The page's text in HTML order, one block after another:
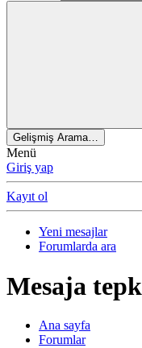
Gelişmiş Arama…
Menü
Giriş yap
Kayıt ol
Yeni mesajlar
Forumlarda ara
Mesaja
Ana sayfa
Forumlar